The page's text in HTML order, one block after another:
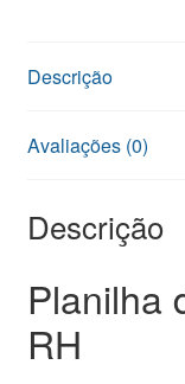
Descrição
Avaliações (0)
Descrição
Planilha
RH